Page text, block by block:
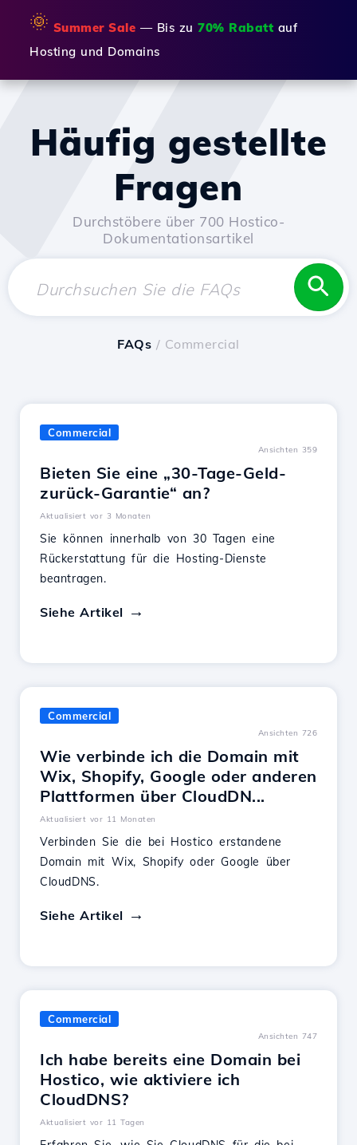
🌞 Summer Sale — Bis zu 70% Rabatt auf
Hosting und Domains
Häufig gestellte
Fragen
Durchstöbere über 700 Hostico-
Dokumentationsartikel
FAQs / Commercial
Commercial
Ansichten 359
Bieten Sie eine „30-Tage-Geld-
zurück-Garantie“ an?
Aktualisiert vor 3 Monaten
Sie können innerhalb von 30 Tagen eine
Rückerstattung für die Hosting-Dienste
beantragen.
Siehe Artikel
Commercial
Ansichten 726
Wie verbinde ich die Domain mit
Wix, Shopify, Google oder anderen
Plattformen über CloudDN...
Aktualisiert vor 11 Monaten
Verbinden Sie die bei Hostico erstandene
Domain mit Wix, Shopify oder Google über
CloudDNS.
Siehe Artikel
Commercial
Ansichten 747
Ich habe bereits eine Domain bei
Hostico, wie aktiviere ich
CloudDNS?
Aktualisiert vor 11 Tagen